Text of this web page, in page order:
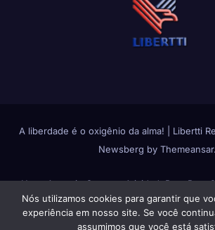
A liberdade é o oxigênio da alma!
Libertti
Newsberg by Themeansar.
HomeAnuncie ConoscoAtividadeBate Papo
Change avatarFluxos de AtividadesFotos
Nós utilizamos cookies para garantir que
experiência em nosso site. Se você
assumimos que você está